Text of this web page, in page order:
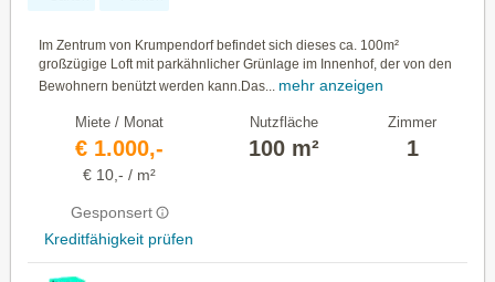
Im Zentrum von Krumpendorf befindet sich dieses ca. 100m²
großzügige Loft mit parkähnlicher Grünlage im Innenhof, der von den
Bewohnern benützt werden kann.Das...
mehr anzeigen
Miete / Monat
€ 1.000,-
€ 10,- / m²
Gesponsert
Kreditfähigkeit prüfen
Nutzfläche
100 m²
Zimmer
1